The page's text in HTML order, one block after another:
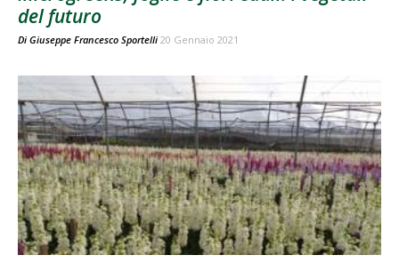
del futuro
Di Giuseppe Francesco Sportelli 20 Gennaio 2021